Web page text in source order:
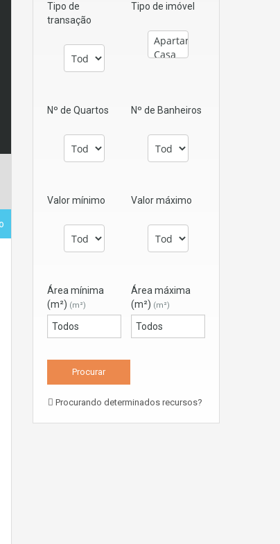
Tipo de
transação
Tipo de imóvel
Nº de Quartos Nº de Banheiros
Valor mínimo Valor máximo
Área mínima
(m²) (m²)
Área máxima
(m²) (m²)
Procurando determinados recursos?